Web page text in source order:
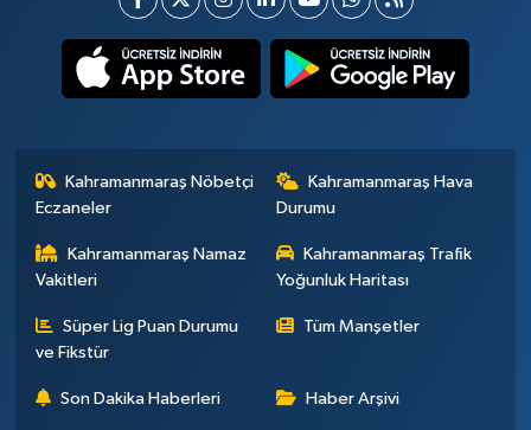
Kahramanmaraş Nöbetçi
Eczaneler
Kahramanmaraş Hava
Durumu
Kahramanmaraş Namaz
Vakitleri
Kahramanmaraş Trafik
Yoğunluk Haritası
Süper Lig Puan Durumu
ve Fikstür
Tüm Manşetler
Son Dakika Haberleri Haber Arşivi